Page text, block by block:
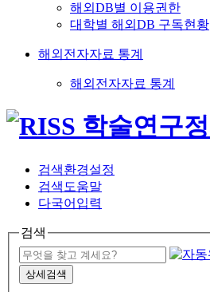
해외DB별 이용권한
대학별 해외DB 구독현황
해외전자자료 통계
해외전자자료 통계
검색환경설정
검색도움말
다국어입력
검색
상세검색